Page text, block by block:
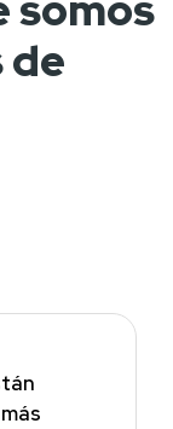
de